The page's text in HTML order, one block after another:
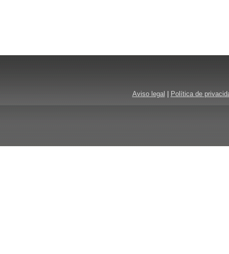
Aviso legal Política de